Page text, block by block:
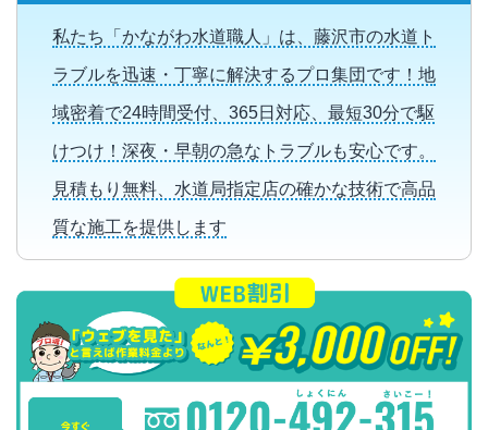
私たち「かながわ水道職人」は、藤沢市の水道ト
ラブルを迅速・丁寧に解決するプロ集団です！地
域密着で24時間受付、365日対応、最短30分で駆
けつけ！深夜・早朝の急なトラブルも安心です。
見積もり無料、水道局指定店の確かな技術で高品
質な施工を提供します